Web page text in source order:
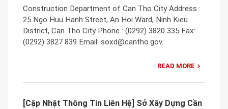
Construction Department of Can Tho City Address :
25 Ngo Huu Hanh Street, An Hoi Ward, Ninh Kieu
District, Can Tho City Phone : (0292) 3820 335 Fax:
(0292) 3827 839 Email: soxd@cantho.gov.
READ MORE
[Cập Nhật Thông Tin Liên Hệ] Sở Xây Dựng Cần